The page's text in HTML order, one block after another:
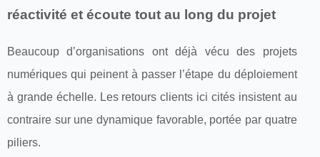
réactivité et écoute tout au long du projet
Beaucoup d’organisations ont déjà vécu des projets
numériques qui peinent à passer l’étape du déploiement
à grande échelle. Les retours clients ici cités insistent au
contraire sur une dynamique favorable, portée par quatre
piliers.